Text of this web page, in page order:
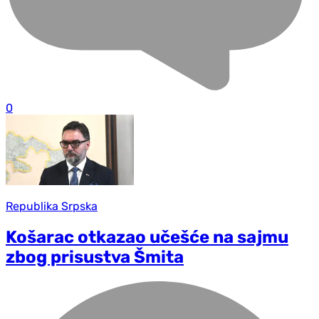
0
Republika Srpska
Košarac otkazao učešće na sajmu
zbog prisustva Šmita